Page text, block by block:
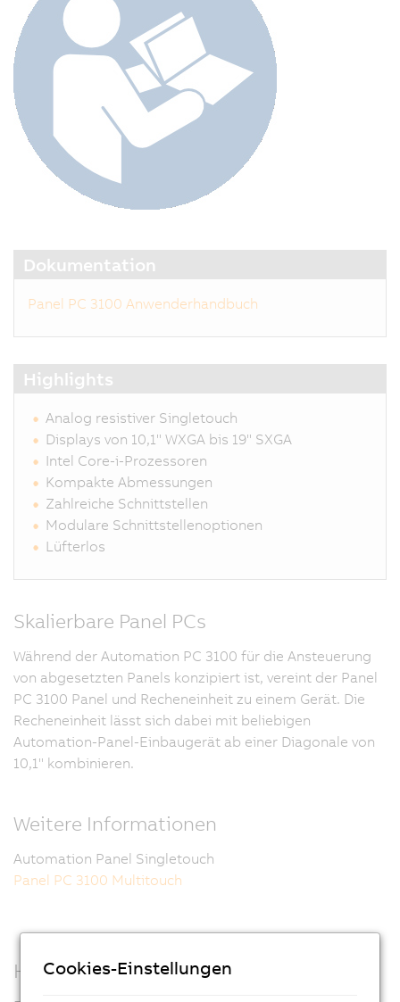
Dokumentation
Panel PC 3100 Anwenderhandbuch
Highlights
Analog resistiver Singletouch
Displays von 10,1" WXGA bis 19" SXGA
Intel Core-i-Prozessoren
Kompakte Abmessungen
Zahlreiche Schnittstellen
Modulare Schnittstellenoptionen
Lüfterlos
Skalierbare Panel PCs
Während der Automation PC 3100 für die Ansteuerung
von abgesetzten Panels konzipiert ist, vereint der Panel
PC 3100 Panel und Recheneinheit zu einem Gerät. Die
Recheneinheit lässt sich dabei mit beliebigen
Automation-Panel-Einbaugerät ab einer Diagonale von
10,1" kombinieren.
Weitere Informationen
Automation Panel Singletouch
Panel PC 3100 Multitouch
Hohe Flexibilität durch Modularität
Cookies-Einstellungen